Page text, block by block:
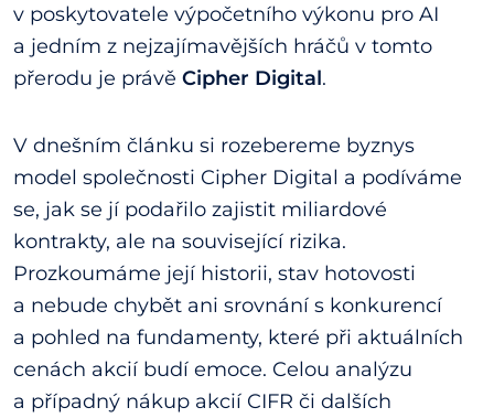
v poskytovatele výpočetního výkonu pro AI
a jedním z nejzajímavějších hráčů v tomto
přerodu je právě Cipher Digital.
V dnešním článku si rozebereme byznys
model společnosti Cipher Digital a podíváme
se, jak se jí podařilo zajistit miliardové
kontrakty, ale na související rizika.
Prozkoumáme její historii, stav hotovosti
a nebude chybět ani srovnání s konkurencí
a pohled na fundamenty, které při aktuálních
cenách akcií budí emoce. Celou analýzu
a případný nákup akcií CIFR či dalších